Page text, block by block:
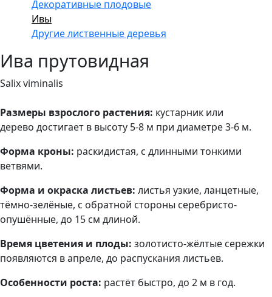
Декоративные плодовые
Ивы
Другие лиственные деревья
Ива прутовидная
Salix viminalis
Размеры взрослого растения: кустарник или
дерево достигает в высоту 5-8 м при диаметре 3-6 м.
Форма кроны: раскидистая, с длинными тонкими
ветвями.
Форма и окраска листьев: листья узкие, ланцетные,
тёмно-зелёные, с обратной стороны серебристо-
опушённые, до 15 см длиной.
Время цветения и плоды: золотисто-жёлтые сережки
появляются в апреле, до распускания листьев.
Особенности роста: растёт быстро, до 2 м в год.